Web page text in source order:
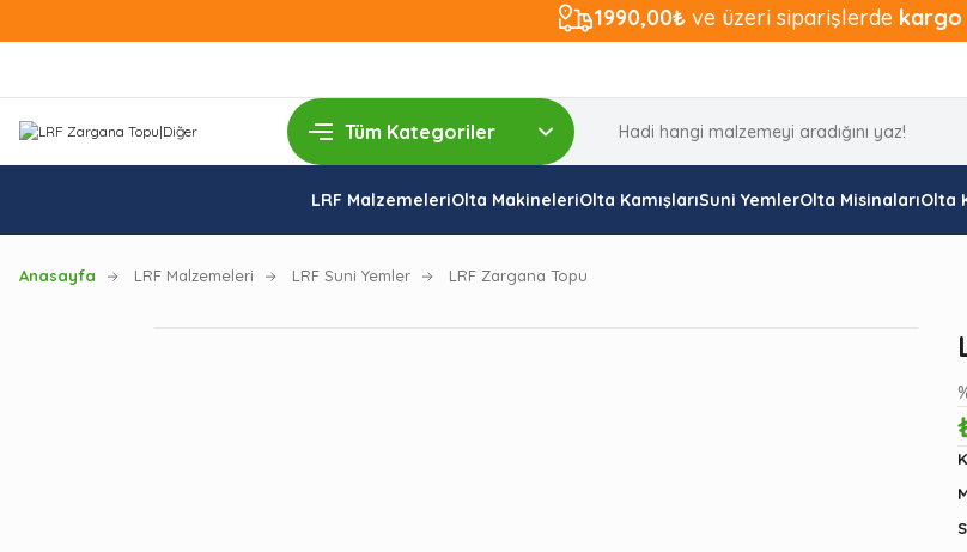
1990,00₺ ve üzeri siparişlerde kargo
LRF MalzemeleriOlta MakineleriOlta KamışlarıSuni YemlerOlta MisinalarıOlta
Anasayfa LRF Malzemeleri LRF Suni Yemler LRF Zargana Topu